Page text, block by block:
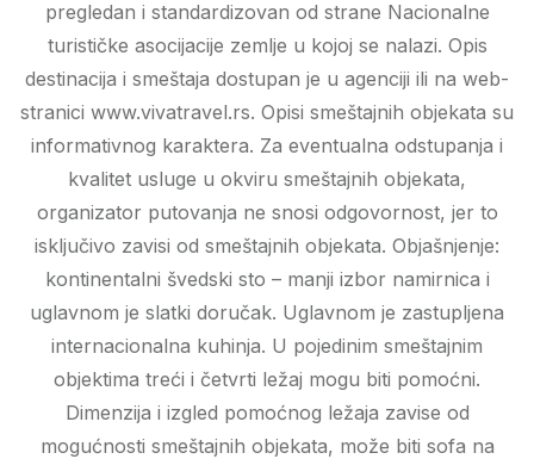
pregledan i standardizovan od strane Nacionalne
turističke asocijacije zemlje u kojoj se nalazi. Opis
destinacija i smeštaja dostupan je u agenciji ili na web-
stranici www.vivatravel.rs. Opisi smeštajnih objekata su
informativnog karaktera. Za eventualna odstupanja i
kvalitet usluge u okviru smeštajnih objekata,
organizator putovanja ne snosi odgovornost, jer to
isključivo zavisi od smeštajnih objekata. Objašnjenje:
kontinentalni švedski sto – manji izbor namirnica i
uglavnom je slatki doručak. Uglavnom je zastupljena
internacionalna kuhinja. U pojedinim smeštajnim
objektima treći i četvrti ležaj mogu biti pomoćni.
Dimenzija i izgled pomoćnog ležaja zavise od
mogućnosti smeštajnih objekata, može biti sofa na